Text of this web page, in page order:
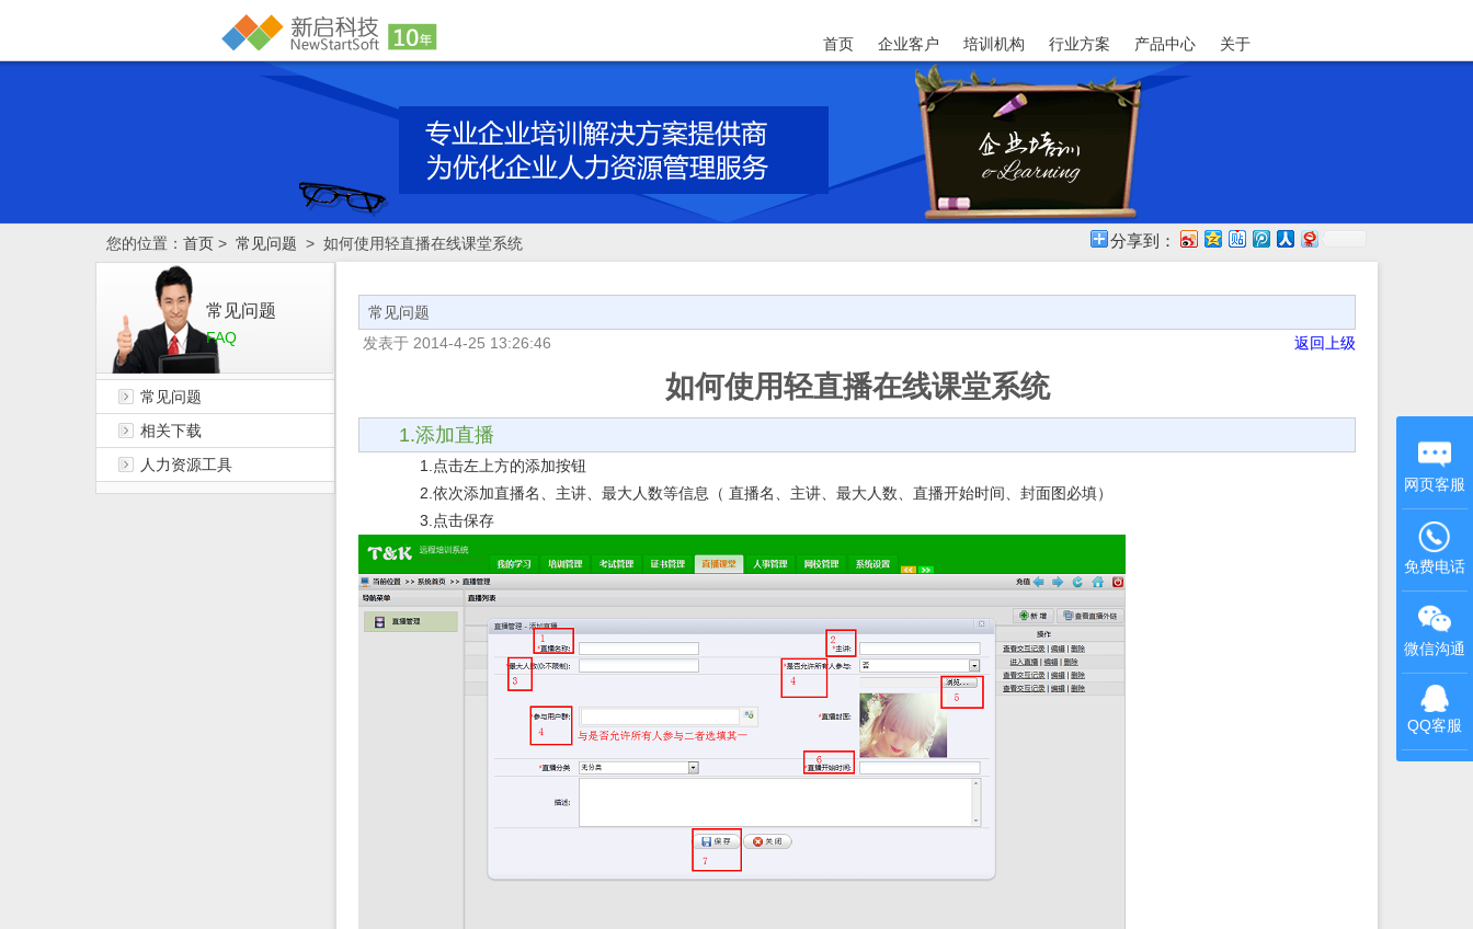
首页 企业客户 培训机构 行业方案 产品中心 关于
您的位置： 首页 > 常见问题 > 如何使用轻直播在线课堂系统 分享到：
常见问题
FAQ
常见问题
相关下载
人力资源工具
常见问题
发表于 2014-4-25 13:26:46 返回上级
如何使用轻直播在线课堂系统
1.添加直播
1. 点击左上方的添加按钮
2. 依次添加直播名、主讲、最大人数等信息（ 直播名、主讲、最大人数、直播开始时间、封面图必填）
3. 点击保存
网页客服
免费电话
微信沟通
QQ客服